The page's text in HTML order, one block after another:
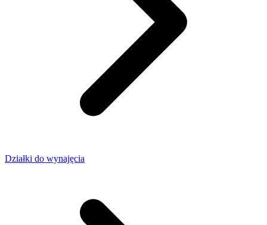
Działki do wynajęcia